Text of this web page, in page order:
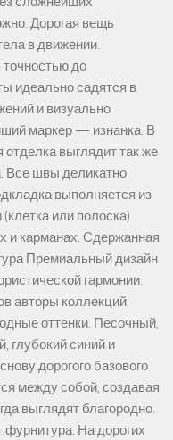
Дорогая вещь
в движении.
до
идеально садятся в
и визуально
маркер — изнанка. В
отделка выглядит так же
Все швы деликатно
выполняется из
или полоска)
и карманах. Сдержанная
Премиальный дизайн
гармонии.
авторы коллекций
оттенки. Песочный,
глубокий синий и
дорогого базового
между собой, создавая
выглядят благородно.
На дорогих